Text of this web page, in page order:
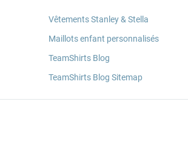
Vêtements Stanley & Stella
Maillots enfant personnalisés
TeamShirts Blog
TeamShirts Blog Sitemap